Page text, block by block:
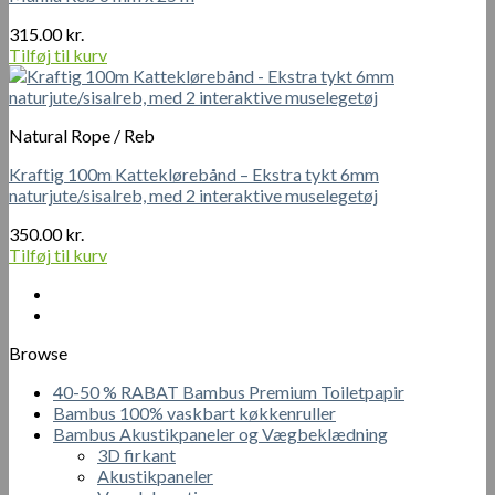
315.00kr.
Tilføj til kurv
Natural Rope / Reb
Kraftig 100m Katteklørebånd – Ekstra tykt 6mm
naturjute/sisalreb, med 2 interaktive muselegetøj
350.00kr.
Tilføj til kurv
Browse
40-50 % RABAT Bambus Premium Toiletpapir
Bambus 100% vaskbart køkkenruller
Bambus Akustikpaneler og Vægbeklædning
3D firkant
Akustikpaneler